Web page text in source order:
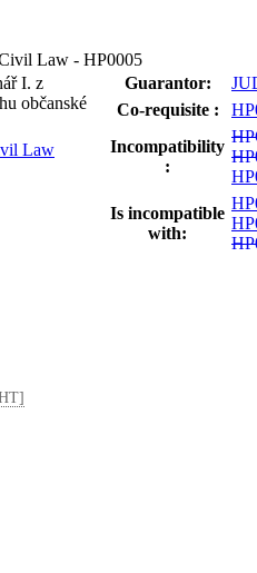
Law - HP0005
I. z
občanské
Law
Guarantor:
Co-requisite :
Incompatibility
:
Is incompatible
with: